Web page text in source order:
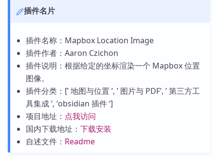
插件名片
插件名称：Mapbox Location Image
插件作者：Aaron Czichon
插件说明：根据给定的坐标渲染一个 Mapbox 位置
图像。
插件分类：[’ 地图与位置 ’, ’ 图片与 PDF’, ’ 第三方工
具集成 ’, ‘obsidian 插件 ‘]
项目地址： 点我访问
国内下载地址： 下载安装
自述文件： Readme